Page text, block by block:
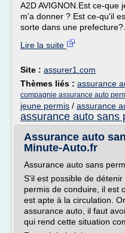
A2D AVIGNON.Est ce-que
m'a donner ? Est ce-qu'il
sorte dans une
Lire la suite
Site : assurer1.com
Thèmes liés : assurance
compagnie assurance auto
jeune permis / assurance
assurance auto sans
Assurance auto
Minute-Auto.fr
Assurance auto sans
S'il est possible de
permis de conduire, il est
est apte à la circulation.
assurance auto, il faut
qui rend cette situation